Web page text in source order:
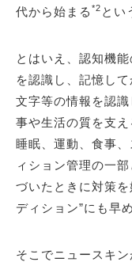
代から始まる *2 とい
とはいえ、認知機
を認識し、記憶し
文字等の情報を認
事や生活の質を支え
睡眠、運動、食事
ィション管理の一
づいたときに対策
ディション”にも早
そこでニュースキ